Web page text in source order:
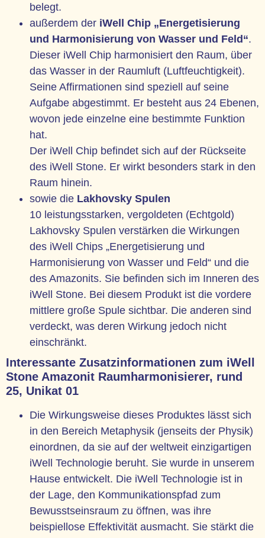
belegt.
außerdem der iWell Chip „Energetisierung
und Harmonisierung von Wasser und Feld“.
Dieser iWell Chip harmonisiert den Raum, über
das Wasser in der Raumluft (Luftfeuchtigkeit).
Seine Affirmationen sind speziell auf seine
Aufgabe abgestimmt. Er besteht aus 24 Ebenen,
wovon jede einzelne eine bestimmte Funktion
hat.
Der iWell Chip befindet sich auf der Rückseite
des iWell Stone. Er wirkt besonders stark in den
Raum hinein.
sowie die Lakhovsky Spulen
10 leistungsstarken, vergoldeten (Echtgold)
Lakhovsky Spulen verstärken die Wirkungen
des iWell Chips „Energetisierung und
Harmonisierung von Wasser und Feld“ und die
des Amazonits. Sie befinden sich im Inneren des
iWell Stone. Bei diesem Produkt ist die vordere
mittlere große Spule sichtbar. Die anderen sind
verdeckt, was deren Wirkung jedoch nicht
einschränkt.
Interessante Zusatzinformationen zum iWell
Stone Amazonit Raumharmonisierer, rund
25, Unikat 01
Die Wirkungsweise dieses Produktes lässt sich
in den Bereich Metaphysik (jenseits der Physik)
einordnen, da sie auf der weltweit einzigartigen
iWell Technologie beruht. Sie wurde in unserem
Hause entwickelt. Die iWell Technologie ist in
der Lage, den Kommunikationspfad zum
Bewusstseinsraum zu öffnen, was ihre
beispiellose Effektivität ausmacht. Sie stärkt die